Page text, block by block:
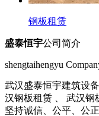
钢板租赁
盛泰恒宇公司简介
shengtaihengyu
武汉盛泰恒宇建筑设
汉钢板租赁 、 武汉钢
坚持诚信、公平、公